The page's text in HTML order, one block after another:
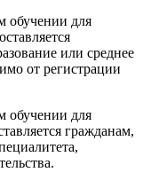
обучении для
или среднее
от регистрации
обучении для
гражданам,